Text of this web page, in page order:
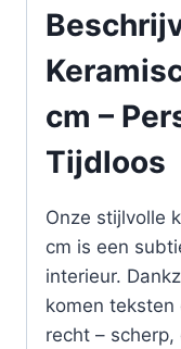
cm –
Tijdloos
Onze stijlvolle
cm is een
interieur.
komen
recht –